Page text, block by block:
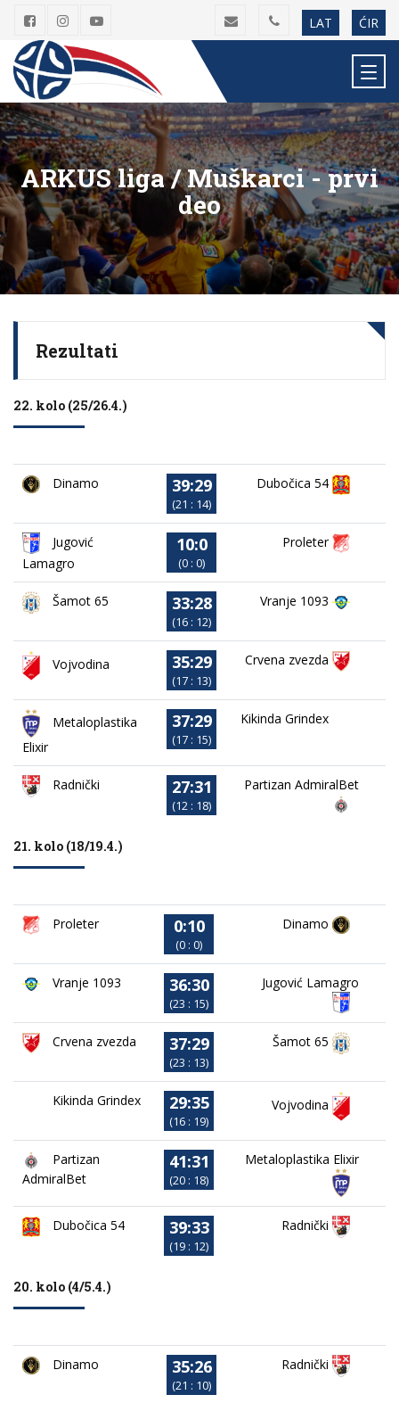
LAT ĆIR
ARKUS liga / Muškarci - prvi
deo
Rezultati
22. kolo (25/26.4.)
Dinamo 39:29
(21 : 14)
Dubočica 54
Jugović
Lamagro
10:0
(0 : 0)
Proleter
Šamot 65 33:28
(16 : 12)
Vranje 1093
Vojvodina 35:29
(17 : 13)
Crvena zvezda
Metaloplastika
Elixir
37:29
(17 : 15)
Kikinda Grindex
Radnički 27:31
(12 : 18)
Partizan AdmiralBet
21. kolo (18/19.4.)
Proleter 0:10
(0 : 0)
Dinamo
Vranje 1093 36:30
(23 : 15)
Jugović Lamagro
Crvena zvezda 37:29
(23 : 13)
Šamot 65
Kikinda Grindex 29:35
(16 : 19)
Vojvodina
Partizan
AdmiralBet
41:31
(20 : 18)
Metaloplastika Elixir
Dubočica 54 39:33
(19 : 12)
Radnički
20. kolo (4/5.4.)
Dinamo 35:26
(21 : 10)
Radnički